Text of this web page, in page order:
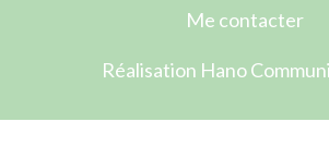
Me contacter
Réalisation Hano